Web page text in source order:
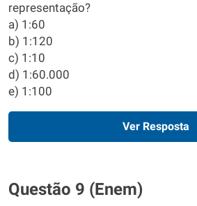
representação?
a) 1:60
b) 1:120
c) 1:10
d) 1:60.000
e) 1:100
Ver Resposta
Questão 9 (Enem)